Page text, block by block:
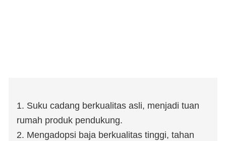
1. Suku cadang berkualitas asli, menjadi tuan
rumah produk pendukung.
2. Mengadopsi baja berkualitas tinggi, tahan